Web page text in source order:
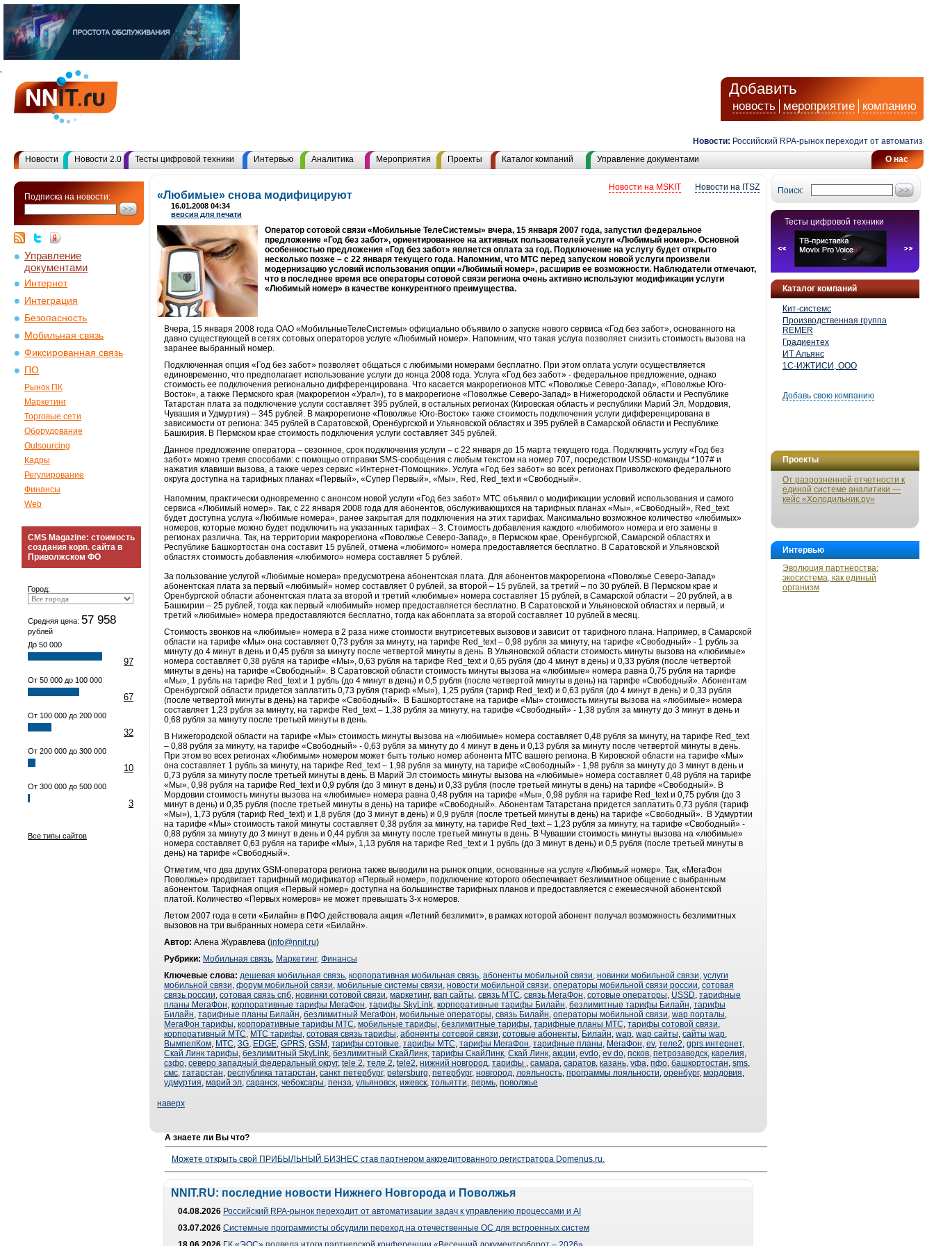
Добавить
новость мероприятие компанию
Новости: Российский RPA-рынок переходит от автоматизации
О нас
Новости Новости 2.0 Тесты цифровой техники Интервью Аналитика Мероприятия Проекты Каталог компаний Управление документами
Подписка на новости:
Управление
документами
Интернет
Интеграция
Безопасность
Мобильная связь
Фиксированная связь
ПО
Рынок ПК
Маркетинг
Торговые сети
Оборудование
Outsourcing
Кадры
Регулирование
Финансы
Web
CMS Magazine: стоимость
создания корп. сайта в
Приволжском ФО
Город:
Средняя цена: 57 958
рублей
До 50 000
97
От 50 000 до 100 000
67
От 100 000 до 200 000
32
От 200 000 до 300 000
10
От 300 000 до 500 000
3
Все типы сайтов
Поиск:
Тесты цифровой техники
Каталог компаний
Кит-системс
Производственная группа
REMER
Градиентех
ИТ Альянс
1С-ИЖТИСИ, ООО
Добавь свою компанию
Проекты
От разрозненной отчетности к
единой системе аналитики —
кейс «Холодильник.ру»
Интервью
Эволюция партнерства:
экосистема, как единый
организм
Новости на ITSZ
Новости на MSKIT
«Любимые» снова модифицируют
16.01.2008 04:34
версия для печати
Оператор сотовой связи «Мобильные ТелеСистемы» вчера, 15 января 2007 года, запустил федеральное
предложение «Год без забот», ориентированное на активных пользователей услуги «Любимый номер». Основной
особенностью предложения «Год без забот» является оплата за год. Подключение на услугу будет открыто
несколько позже – с 22 января текущего года. Напомним, что МТС перед запуском новой услуги произвели
модернизацию условий использования опции «Любимый номер», расширив ее возможности. Наблюдатели отмечают,
что в последнее время все операторы сотовой связи региона очень активно используют модификации услуги
«Любимый номер» в качестве конкурентного преимущества.
Вчера, 15 января 2008 года ОАО «МобильныеТелеСистемы» официально объявило о запуске нового сервиса «Год без забот», основанного на
давно существующей в сетях сотовых операторов услуге «Любимый номер». Напомним, что такая услуга позволяет снизить стоимость вызова на
заранее выбранный номер.
Подключенная опция «Год без забот» позволяет общаться с любимыми номерами бесплатно. При этом оплата услуги осуществляется
единовременно, что предполагает использование услуги до конца 2008 года. Услуга «Год без забот» - федеральное предложение, однако
стоимость ее подключения регионально дифференцирована. Что касается макрорегионов МТС «Поволжье Северо-Запад», «Поволжье Юго-
Восток», а также Пермского края (макрорегион «Урал»), то в макрорегионе «Поволжье Северо-Запад» в Нижегородской области и Республике
Татарстан плата за подключение услуги составляет 395 рублей, в остальных регионах (Кировская область и республики Марий Эл, Мордовия,
Чувашия и Удмуртия) – 345 рублей. В макрорегионе «Поволжье Юго-Восток» также стоимость подключения услуги дифференцирована в
зависимости от региона: 345 рублей в Саратовской, Оренбургской и Ульяновской областях и 395 рублей в Самарской области и Республике
Башкирия. В Пермском крае стоимость подключения услуги составляет 345 рублей.
Данное предложение оператора – сезонное, срок подключения услуги – с 22 января до 15 марта текущего года. Подключить услугу «Год без
забот» можно тремя способами: с помощью отправки SMS-сообщения с любым текстом на номер 707, посредством USSD-команды *107# и
нажатия клавиши вызова, а также через сервис «Интернет-Помощник». Услуга «Год без забот» во всех регионах Приволжского федерального
округа доступна на тарифных планах «Первый», «Супер Первый», «Мы», Red, Red_text и «Свободный».
Напомним, практически одновременно с анонсом новой услуги «Год без забот» МТС объявил о модификации условий использования и самого
сервиса «Любимый номер». Так, с 22 января 2008 года для абонентов, обслуживающихся на тарифных планах «Мы», «Свободный», Red_text
будет доступна услуга «Любимые номера», ранее закрытая для подключения на этих тарифах. Максимально возможное количество «любимых»
номеров, которые можно будет подключить на указанных тарифах – 3. Стоимость добавления каждого «любимого» номера и его замены в
регионах различна. Так, на территории макрорегиона «Поволжье Северо-Запад», в Пермском крае, Оренбургской, Самарской областях и
Республике Башкортостан она составит 15 рублей, отмена «любимого» номера предоставляется бесплатно. В Саратовской и Ульяновской
областях стоимость добавления «любимого» номера составляет 5 рублей.
За пользование услугой «Любимые номера» предусмотрена абонентская плата. Для абонентов макрорегиона «Поволжье Северо-Запад»
абонентская плата за первый «любимый» номер составляет 0 рублей, за второй – 15 рублей, за третий – по 30 рублей. В Пермском крае и
Оренбургской области абонентская плата за второй и третий «любимые» номера составляет 15 рублей, в Самарской области – 20 рублей, а в
Башкирии – 25 рублей, тогда как первый «любимый» номер предоставляется бесплатно. В Саратовской и Ульяновской областях и первый, и
третий «любимые» номера предоставляются бесплатно, тогда как абонплата за второй составляет 10 рублей в месяц.
Стоимость звонков на «любимые» номера в 2 раза ниже стоимости внутрисетевых вызовов и зависит от тарифного плана. Например, в Самарской
области на тарифе «Мы» она составляет 0,73 рубля за минуту, на тарифе Red_text – 0,98 рубля за минуту, на тарифе «Свободный» - 1 рубль за
минуту до 4 минут в день и 0,45 рубля за минуту после четвертой минуты в день. В Ульяновской области стоимость минуты вызова на «любимые»
номера составляет 0,38 рубля на тарифе «Мы», 0,63 рубля на тарифе Red_text и 0,65 рубля (до 4 минут в день) и 0,33 рубля (после четвертой
минуты в день) на тарифе «Свободный». В Саратовской области стоимость минуты вызова на «любимые» номера равна 0,75 рубля на тарифе
«Мы», 1 рубль на тарифе Red_text и 1 рубль (до 4 минут в день) и 0,5 рубля (после четвертой минуты в день) на тарифе «Свободный». Абонентам
Оренбургской области придется заплатить 0,73 рубля (тариф «Мы»), 1,25 рубля (тариф Red_text) и 0,63 рубля (до 4 минут в день) и 0,33 рубля
(после четвертой минуты в день) на тарифе «Свободный». В Башкортостане на тарифе «Мы» стоимость минуты вызова на «любимые» номера
составляет 1,23 рубля за минуту, на тарифе Red_text – 1,38 рубля за минуту, на тарифе «Свободный» - 1,38 рубля за минуту до 3 минут в день и
0,68 рубля за минуту после третьей минуты в день.
В Нижегородской области на тарифе «Мы» стоимость минуты вызова на «любимые» номера составляет 0,48 рубля за минуту, на тарифе Red_text
– 0,88 рубля за минуту, на тарифе «Свободный» - 0,63 рубля за минуту до 4 минут в день и 0,13 рубля за минуту после четвертой минуты в день.
При этом во всех регионах «Любимым» номером может быть только номер абонента МТС вашего региона. В Кировской области на тарифе «Мы»
она составляет 1 рубль за минуту, на тарифе Red_text – 1,98 рубля за минуту, на тарифе «Свободный» - 1,98 рубля за минуту до 3 минут в день и
0,73 рубля за минуту после третьей минуты в день. В Марий Эл стоимость минуты вызова на «любимые» номера составляет 0,48 рубля на тарифе
«Мы», 0,98 рубля на тарифе Red_text и 0,9 рубля (до 3 минут в день) и 0,33 рубля (после третьей минуты в день) на тарифе «Свободный». В
Мордовии стоимость минуты вызова на «любимые» номера равна 0,48 рубля на тарифе «Мы», 0,98 рубля на тарифе Red_text и 0,75 рубля (до 3
минут в день) и 0,35 рубля (после третьей минуты в день) на тарифе «Свободный». Абонентам Татарстана придется заплатить 0,73 рубля (тариф
«Мы»), 1,73 рубля (тариф Red_text) и 1,8 рубля (до 3 минут в день) и 0,9 рубля (после третьей минуты в день) на тарифе «Свободный». В Удмуртии
на тарифе «Мы» стоимость такой минуты составляет 0,38 рубля за минуту, на тарифе Red_text – 1,23 рубля за минуту, на тарифе «Свободный» -
0,88 рубля за минуту до 3 минут в день и 0,44 рубля за минуту после третьей минуты в день. В Чувашии стоимость минуты вызова на «любимые»
номера составляет 0,63 рубля на тарифе «Мы», 1,13 рубля на тарифе Red_text и 1 рубль (до 3 минут в день) и 0,5 рубля (после третьей минуты в
день) на тарифе «Свободный».
Отметим, что два других GSM-оператора региона также выводили на рынок опции, основанные на услуге «Любимый номер». Так, «МегаФон
Поволжье» продвигает тарифный модификатор «Первый номер», подключение которого обеспечивает безлимитное общение с выбранным
абонентом. Тарифная опция «Первый номер» доступна на большинстве тарифных планов и предоставляется с ежемесячной абонентской
платой. Количество «Первых номеров» не может превышать 3-х номеров.
Летом 2007 года в сети «Билайн» в ПФО действовала акция «Летний безлимит», в рамках которой абонент получал возможность безлимитных
вызовов на три выбранных номера сети «Билайн».
Автор: Алена Журавлева (info@nnit.ru)
Рубрики: Мобильная связь, Маркетинг, Финансы
Ключевые слова: дешевая мобильная связь, корпоративная мобильная связь, абоненты мобильной связи, новинки мобильной связи, услуги
мобильной связи, форум мобильной связи, мобильные системы связи, новости мобильной связи, операторы мобильной связи россии, сотовая
связь россии, сотовая связь спб, новинки сотовой связи, маркетинг, вап сайты, связь МТС, связь МегаФон, сотовые операторы, USSD, тарифные
планы МегаФон, корпоративные тарифы МегаФон, тарифы SkyLink, корпоративные тарифы Билайн, безлимитные тарифы Билайн, тарифы
Билайн, тарифные планы Билайн, безлимитный МегаФон, мобильные операторы, связь Билайн, операторы мобильной связи, wap порталы,
МегаФон тарифы, корпоративные тарифы МТС, мобильные тарифы, безлимитные тарифы, тарифные планы МТС, тарифы сотовой связи,
корпоративный МТС, МТС тарифы, сотовая связь тарифы, абоненты сотовой связи, сотовые абоненты, Билайн, wap, wap сайты, сайты wap,
ВымпелКом, МТС, 3G, EDGE, GPRS, GSM , тарифы сотовые, тарифы МТС, тарифы МегаФон, тарифные планы, МегаФон, ev, теле2, gprs интернет,
Скай Линк тарифы, безлимитный SkyLink, безлимитный СкайЛинк, тарифы СкайЛинк, Скай Линк, акции, evdo, ev do, псков, петрозаводск, карелия,
сзфо, северо западный федеральный округ, tele 2, теле 2, tele2, нижний новгород, тарифы , самара, саратов, казань, уфа, пфо, башкортостан, sms,
смс, татарстан, республика татарстан, санкт петербург, petersburg, петербург, новгород, лояльность, программы лояльности, оренбург, мордовия,
удмуртия, марий эл, саранск, чебоксары, пенза, ульяновск, ижевск, тольятти, пермь, поволжье
наверх
А знаете ли Вы что?
Можете открыть свой ПРИБЫЛЬНЫЙ БИЗНЕС став партнером аккредитованного регистратора Domenus.ru.
NNIT.RU: последние новости Нижнего Новгорода и Поволжья
04.08.2026 Российский RPA-рынок переходит от автоматизации задач к управлению процессами и AI
03.07.2026 Системные программисты обсудили переход на отечественные ОС для встроенных систем